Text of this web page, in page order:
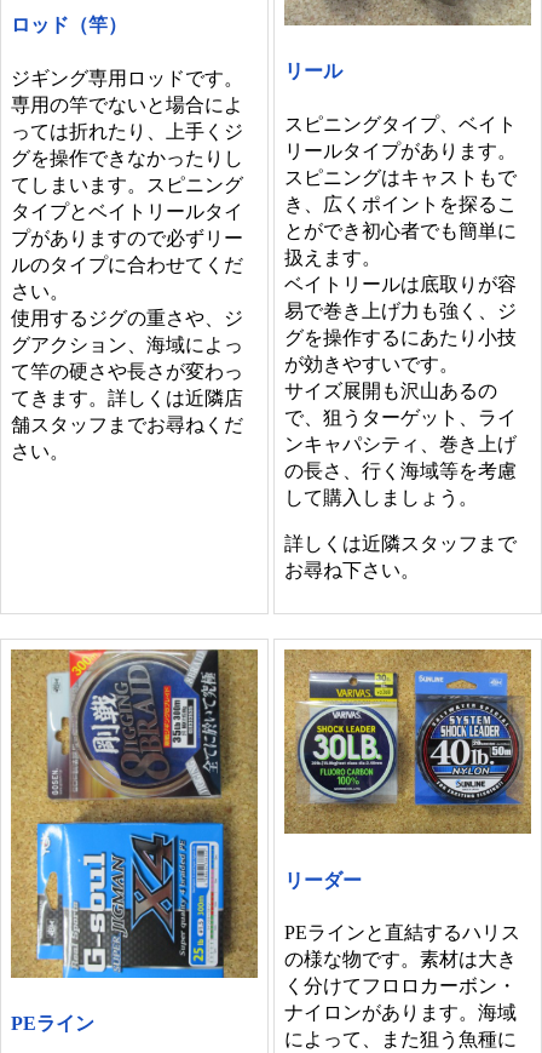
ロッド（竿）
ジギング専用ロッドです。
専用の竿でないと場合によ
っては折れたり、上手くジ
グを操作できなかったりし
てしまいます。スピニング
タイプとベイトリールタイ
プがありますので必ずリー
ルのタイプに合わせてくだ
さい。
使用するジグの重さや、ジ
グアクション、海域によっ
て竿の硬さや長さが変わっ
てきます。詳しくは近隣店
舗スタッフまでお尋ねくだ
さい。
リール
スピニングタイプ、ベイト
リールタイプがあります。
スピニングはキャストもで
き、広くポイントを探るこ
とができ初心者でも簡単に
扱えます。
ベイトリールは底取りが容
易で巻き上げ力も強く、ジ
グを操作するにあたり小技
が効きやすいです。
サイズ展開も沢山あるの
で、狙うターゲット、ライ
ンキャパシティ、巻き上げ
の長さ、行く海域等を考慮
して購入しましょう。
詳しくは近隣スタッフまで
お尋ね下さい。
PEライン
リーダー
PEラインと直結するハリス
の様な物です。素材は大き
く分けてフロロカーボン・
ナイロンがあります。海域
によって、また狙う魚種に